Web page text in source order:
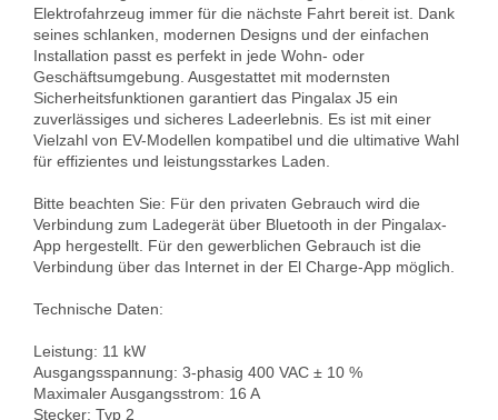
Elektrofahrzeug immer für die nächste Fahrt bereit ist. Dank
seines schlanken, modernen Designs und der einfachen
Installation passt es perfekt in jede Wohn- oder
Geschäftsumgebung. Ausgestattet mit modernsten
Sicherheitsfunktionen garantiert das Pingalax J5 ein
zuverlässiges und sicheres Ladeerlebnis. Es ist mit einer
Vielzahl von EV-Modellen kompatibel und die ultimative Wahl
für effizientes und leistungsstarkes Laden.
Bitte beachten Sie: Für den privaten Gebrauch wird die
Verbindung zum Ladegerät über Bluetooth in der Pingalax-
App hergestellt. Für den gewerblichen Gebrauch ist die
Verbindung über das Internet in der El Charge-App möglich.
Technische Daten:
Leistung: 11 kW
Ausgangsspannung: 3-phasig 400 VAC ± 10 %
Maximaler Ausgangsstrom: 16 A
Stecker: Typ 2